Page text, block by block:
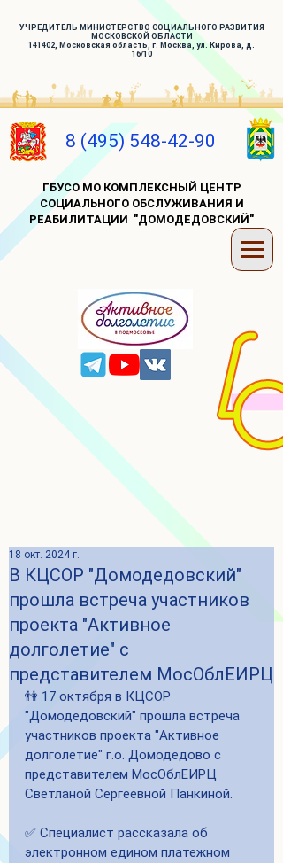
УЧРЕДИТЕЛЬ МИНИСТЕРСТВО СОЦИАЛЬНОГО РАЗВИТИЯ
МОСКОВСКОЙ ОБЛАСТИ
141402, Московская область, г. Москва, ул. Кирова, д.
16/10
8 (495) 548-42-90
ГБУСО МО КОМПЛЕКСНЫЙ ЦЕНТР
СОЦИАЛЬНОГО ОБСЛУЖИВАНИЯ И
РЕАБИЛИТАЦИИ "ДОМОДЕДОВСКИЙ"
В КЦСОР "Домодедовский"
прошла встреча участников
проекта "Активное
долголетие" с
представителем МосОблЕИРЦ
18 окт. 2024 г.
👫 17 октября в КЦСОР
"Домодедовский" прошла встреча
участников проекта "Активное
долголетие" г.о. Домодедово с
представителем МосОблЕИРЦ
Светланой Сергеевной Панкиной.
✅ Специалист рассказала об
электронном едином платежном